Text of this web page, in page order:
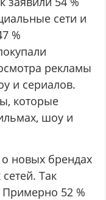
сети и
%
рекламы
и сериалов.
которые
шоу и
новых брендах
Так
Примерно 52 %